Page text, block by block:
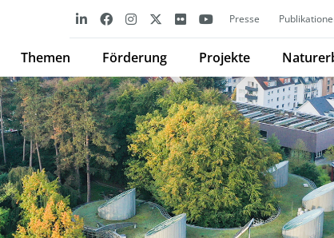
Presse
Themen Förderung Projekte